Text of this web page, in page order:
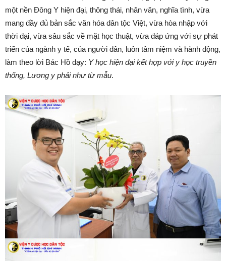
một nền Đông Y hiện đại, thông thái, nhân văn, nghĩa tình, vừa
mang đầy đủ bản sắc văn hóa dân tộc Việt, vừa hòa nhập với
thời đại, vừa sâu sắc về mặt học thuật, vừa đáp ứng với sự phát
triển của ngành y tế, của người dân, luôn tâm niệm và hành động,
làm theo lời Bác Hồ dạy: Y học hiện đại kết hợp với y học truyền
thống, Lương y phải như từ mẫu.